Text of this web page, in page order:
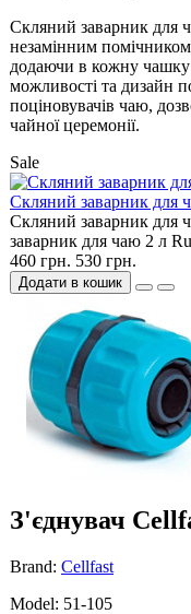
Скляний заварник для
незамінним
додаючи в кожну чашку
можливості та дизайн
поціновувачів чаю,
чайної церемонії.
Sale
Скляний заварник для
Скляний заварник для
заварник для чаю 2 л
460 грн. 530 грн.
Додати в кошик
З'єднувач
Brand: Cellfast
Model: 51-105